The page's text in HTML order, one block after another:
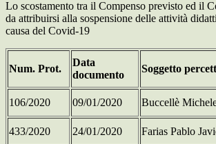
Lo scostamento tra il Compenso previsto ed il
da attribuirsi alla sospensione delle attività
causa del Covid-19
Num. Prot.
Data
documento
Soggetto
106/2020 09/01/2020 Buccellè
433/2020 24/01/2020 Farias Pablo